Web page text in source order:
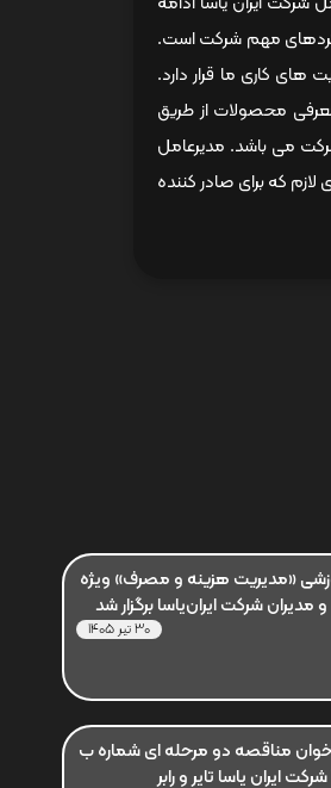
مهم شرکت است.
کاری ما قرار دارد.
محصولات از طریق
می باشد. مدیرعامل
که برای صادر کننده
«مدیریت هزینه و مصرف» ویژه
مدیران شرکت ایران‌یاسا برگزار شد
30 تیر 1405
مناقصه دو مرحله ای شماره ب